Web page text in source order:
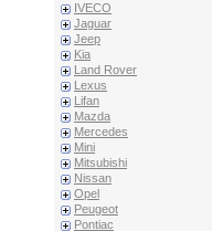
IVECO
Jaguar
Jeep
Kia
Land Rover
Lexus
Lifan
Mazda
Mercedes
Mini
Mitsubishi
Nissan
Opel
Peugeot
Pontiac